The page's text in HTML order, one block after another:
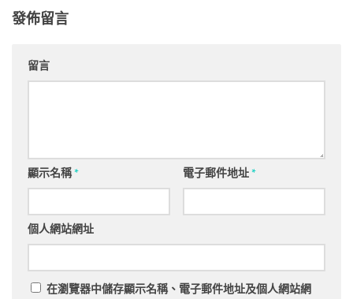
發佈留言
留言
顯示名稱* 電子郵件地址*
個人網站網址
在瀏覽器中儲存顯示名稱、電子郵件地址及個人網站網